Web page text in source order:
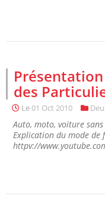
des
Le01 Oct 2010
Auto, moto, voiture
Explication du mode de
httpv://